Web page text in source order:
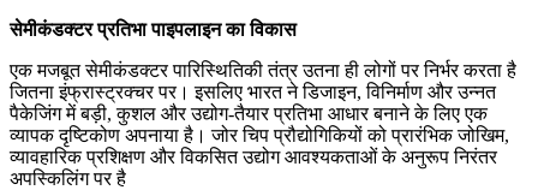
सेमीकंडक्टर प्रतिभा पाइपलाइन का विकास
एक मजबूत सेमीकंडक्टर पारिस्थितिकी तंत्र उतना ही लोगों पर निर्भर करता है
जितना इंफ्रास्ट्रक्चर पर। इसलिए भारत ने डिजाइन, विनिर्माण और उन्नत
पैकेजिंग में बड़ी, कुशल और उद्योग-तैयार प्रतिभा आधार बनाने के लिए एक
व्यापक दृष्टिकोण अपनाया है। जोर चिप प्रौद्योगिकियों को प्रारंभिक जोखिम,
व्यावहारिक प्रशिक्षण और विकसित उद्योग आवश्यकताओं के अनुरूप निरंतर
अपस्किलिंग पर है